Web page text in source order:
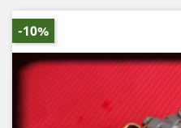
-10%